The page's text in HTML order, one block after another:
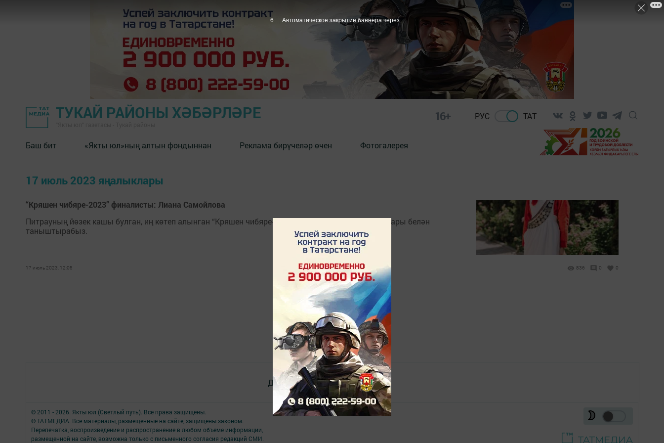
ТУКАЙ РАЙОНЫ ХӘБӘРЛӘРЕ 16+ РУС ТАТ
Баш бит «Якты юл»ның алтын фондыннан Реклама бирүчеләр өчен Фотогалерея
17 июль 2023 яңалыклары
“Кряшен чибяре-2023” финалисты: Лиана Самойлова
Питрауның йөзек кашы булган, иң көтеп алынган “Кряшен чибяре-2023” конкурсының финалистлары белән
таныштырабыз.
17 июль 2023, 12:05 836 0 0
Документлар Төрле темалар
© 2011 - 2026. Якты юл (Светлый путь). Все права защищены.
© ТАТМЕДИА. Все материалы, размещенные на сайте, защищены законом.
Перепечатка, воспроизведение и распространение в любом объеме информации,
размещенной на сайте, возможна только с письменного согласия редакций СМИ.
6 Автоматическое закрытие баннера через